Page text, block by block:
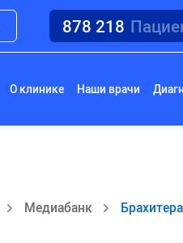
878 218
О клинике Наши врачи
Медиабанк